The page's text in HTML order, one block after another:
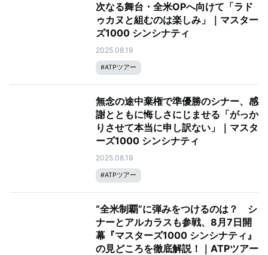
次なる舞台・全米OPへ向けて「ラド
ゥカヌと組むのは楽しみ」｜マスター
ズ1000 シンシナティ
2025.08.19
#ATPツアー
無念の途中棄権で準優勝のシナー、感
謝とともに悔しさにじませる「がっか
りさせて本当に申し訳ない」｜マスタ
ーズ1000 シンシナティ
2025.08.19
#ATPツアー
“全米制覇”に弾みをつけるのは？ シ
ナーとアルカラスも参戦、8月7日開
幕『マスターズ1000 シンシナティ』
の見どころを徹底解説！｜ATPツアー